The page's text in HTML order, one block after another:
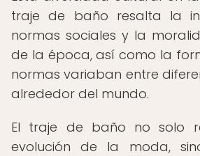
traje de baño resalta la
normas sociales y la
de la época, así como la
normas variaban entre
alrededor del mundo.
El traje de baño no solo
evolución de la moda,